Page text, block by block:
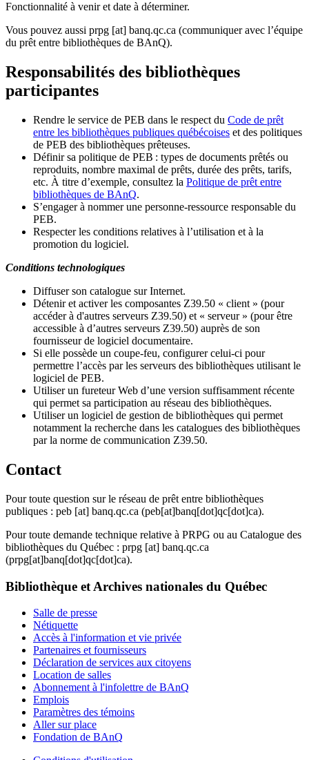
Fonctionnalité à venir et date à déterminer.
Vous pouvez aussi prpg [at] banq.qc.ca (communiquer avec l’équipe
du prêt entre bibliothèques de BAnQ).
Responsabilités des bibliothèques
participantes
Rendre le service de PEB dans le respect du Code de prêt
entre les bibliothèques publiques québécoises et des politiques
de PEB des bibliothèques prêteuses.
Définir sa politique de PEB : types de documents prêtés ou
reproduits, nombre maximal de prêts, durée des prêts, tarifs,
etc. À titre d’exemple, consultez la Politique de prêt entre
bibliothèques de BAnQ.
S’engager à nommer une personne-ressource responsable du
PEB.
Respecter les conditions relatives à l’utilisation et à la
promotion du logiciel.
Conditions technologiques
Diffuser son catalogue sur Internet.
Détenir et activer les composantes Z39.50 « client » (pour
accéder à d'autres serveurs Z39.50) et « serveur » (pour être
accessible à d’autres serveurs Z39.50) auprès de son
fournisseur de logiciel documentaire.
Si elle possède un coupe-feu, configurer celui-ci pour
permettre l’accès par les serveurs des bibliothèques utilisant le
logiciel de PEB.
Utiliser un fureteur Web d’une version suffisamment récente
qui permet sa participation au réseau des bibliothèques.
Utiliser un logiciel de gestion de bibliothèques qui permet
notamment la recherche dans les catalogues des bibliothèques
par la norme de communication Z39.50.
Contact
Pour toute question sur le réseau de prêt entre bibliothèques
publiques : peb [at] banq.qc.ca (peb[at]banq[dot]qc[dot]ca).
Pour toute demande technique relative à PRPG ou au Catalogue des
bibliothèques du Québec : prpg [at] banq.qc.ca
(prpg[at]banq[dot]qc[dot]ca).
Bibliothèque et Archives nationales du Québec
Salle de presse
Nétiquette
Accès à l'information et vie privée
Partenaires et fournisseurs
Déclaration de services aux citoyens
Location de salles
Abonnement à l'infolettre de BAnQ
Emplois
Paramètres des témoins
Aller sur place
Fondation de BAnQ